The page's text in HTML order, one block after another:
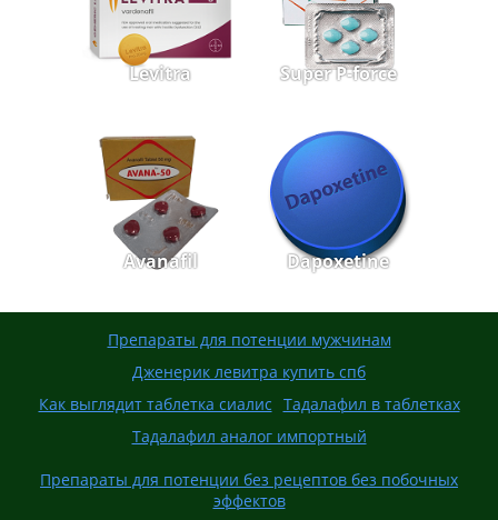
Levitra Super P-force
Avanafil Dapoxetine
Препараты для потенции мужчинам
Дженерик левитра купить спб
Как выглядит таблетка сиалис Тадалафил в таблетках
Тадалафил аналог импортный
Препараты для потенции без рецептов без побочных
эффектов